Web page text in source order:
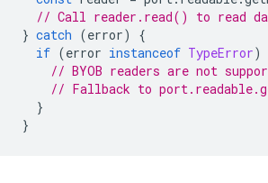
// Call reader.read() to read
} catch (error)
{
if (error instanceof TypeError)
// BYOB readers are not
// Fallback to
}
}